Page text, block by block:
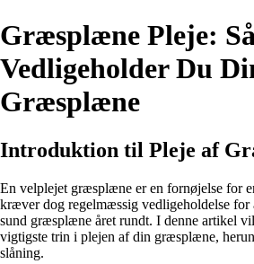
Græsplæne Pleje:
Vedligeholder Du
Græsplæne
Introduktion til Pleje af
En velplejet græsplæne er en fornøjelse for
kræver dog regelmæssig vedligeholdelse for
sund græsplæne året rundt. I denne artikel
vigtigste trin i plejen af din græsplæne,
slåning.